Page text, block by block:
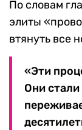
По словам
элиты
втянуть все
«Эти
Они